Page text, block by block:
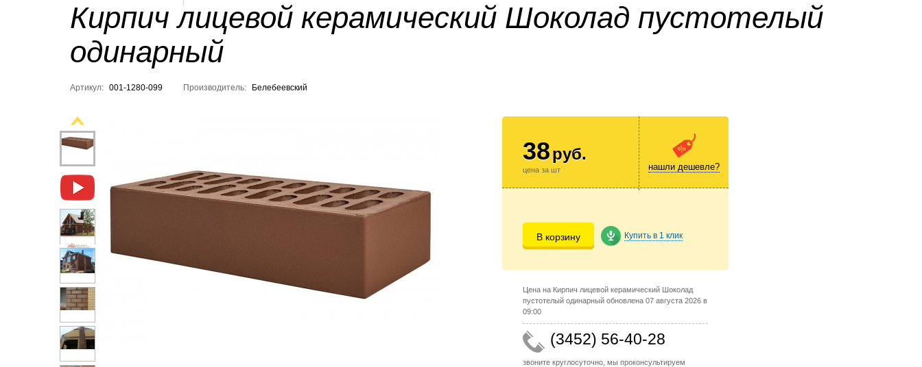
Кирпич лицевой керамический Шоколад пустотелый
одинарный
Артикул: 001-1280-099 Производитель: Белебеевский
38руб.
цена за шт нашли дешевле?
В корзину Купить в 1 клик
Цена на Кирпич лицевой керамический Шоколад
пустотелый одинарный обновлена 07 августа 2026 в
09:00
(3452) 56-40-28
звоните круглосуточно, мы проконсультируем